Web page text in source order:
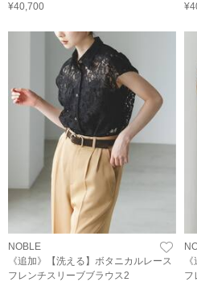
¥40,700
NOBLE
《追加》【洗える】ボタニカルレース
フレンチスリーブブラウス2
フ